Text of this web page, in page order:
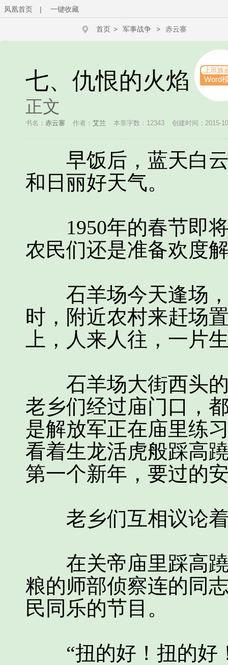
凤凰首页 | 一键收藏
首页 > 军事战争 > 赤云寨
七、仇恨的火焰 上班族
Word
正文
书名： 赤云寨 作者： 艾兰 本章字数：12343 创建时间：2015-
早饭后，蓝天白云
和日丽好天气。
1950年的春节即将
农民们还是准备欢度
石羊场今天逢场，
时，附近农村来赶场
上，人来人往，一片
石羊场大街西头的
老乡们经过庙门口，
是解放军正在庙里练
看着生龙活虎般踩高
第一个新年，要过的
老乡们互相议论着
在关帝庙里踩高蹺
粮的师部侦察连的同
民同乐的节目。
“扭的好！扭的好